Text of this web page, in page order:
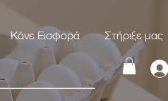
Κάνε Εισφορά Στήριξε μας